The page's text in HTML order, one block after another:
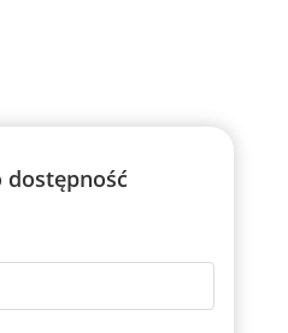
dostępność